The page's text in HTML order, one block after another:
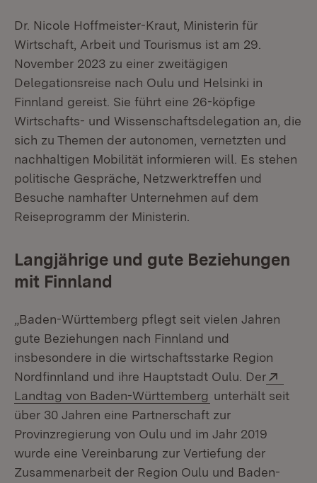
Dr. Nicole Hoffmeister-Kraut, Ministerin für
Wirtschaft, Arbeit und Tourismus ist am 29.
November 2023 zu einer zweitägigen
Delegationsreise nach Oulu und Helsinki in
Finnland gereist. Sie führt eine 26-köpfige
Wirtschafts- und Wissenschaftsdelegation an, die
sich zu Themen der autonomen, vernetzten und
nachhaltigen Mobilität informieren will. Es stehen
politische Gespräche, Netzwerktreffen und
Besuche namhafter Unternehmen auf dem
Reiseprogramm der Ministerin.
Langjährige und gute Beziehungen
mit Finnland
„Baden-Württemberg pflegt seit vielen Jahren
gute Beziehungen nach Finnland und
insbesondere in die wirtschaftsstarke Region
Nordfinnland und ihre Hauptstadt Oulu. Der
Landtag von Baden-Württemberg (Öffnet in neuem
unterhält seit
über 30 Jahren eine Partnerschaft zur
Provinzregierung von Oulu und im Jahr 2019
wurde eine Vereinbarung zur Vertiefung der
Zusammenarbeit der Region Oulu und Baden-